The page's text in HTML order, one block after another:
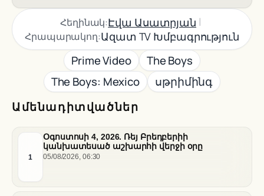
Ամենադիտվածներ
1
Օգոստոսի 4, 2026. Ռեյ Բրեդբերիի
կանխատեսած աշխարհի վերջի օրը
05/08/2026, 06:30
Հեղինակ:Էվա Ասատրյան |
Հրապարակող:Ազատ TV Խմբագրություն
Prime Video
The Boys
The Boys: Mexico
սթրիմինգ